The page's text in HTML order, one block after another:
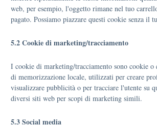
web, per esempio, l'oggetto rimane nel tuo
pagato. Possiamo piazzare questi cookie senza il
5.2 Cookie di marketing/tracciamento
I cookie di marketing/tracciamento sono cookie o
di memorizzazione locale, utilizzati per creare
visualizzare pubblicità o per tracciare l'utente su
diversi siti web per scopi di marketing simili.
5.3 Social media